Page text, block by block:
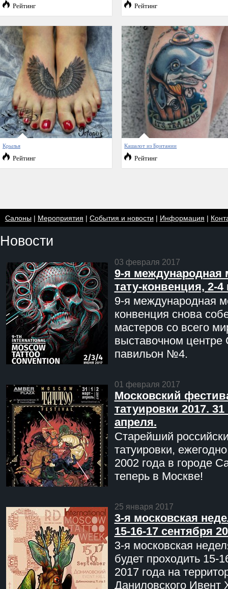
Рейтинг Рейтинг
Крылья
Рейтинг
Кашалот из Британии
Рейтинг
Салоны| Мероприятия | События и новости | Информация |
Новости
03 февраля 2017
9-я международная
тату-конвенция, 2-
9-я международная
конвенция снова
мастеров со всего
выставочном центре
павильон №4.
01 февраля 2017
Московский
татуировки 2017. 31
апреля.
Старейший
татуировки,
2002 года в городе
теперь в Москве!
25 января 2017
3-я московская
15-16-17 сентября
3-я московская
будет проходить 15-
2017 года на
Даниловского Ивент